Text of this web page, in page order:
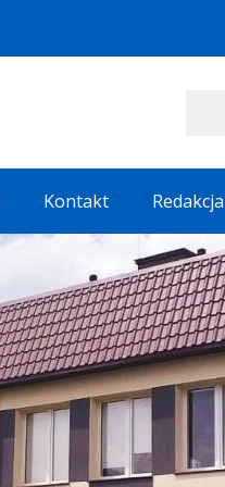
Kontakt Redakcja